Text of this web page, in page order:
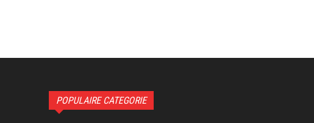
POPULAIRE CATEGORIE